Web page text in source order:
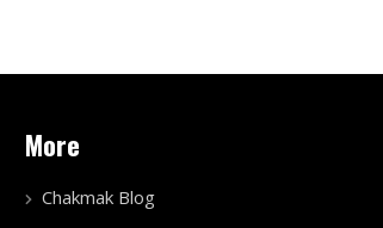
More
Chakmak Blog